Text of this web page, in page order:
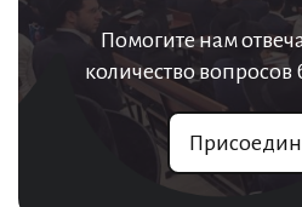
Помогите нам
количество вопросов